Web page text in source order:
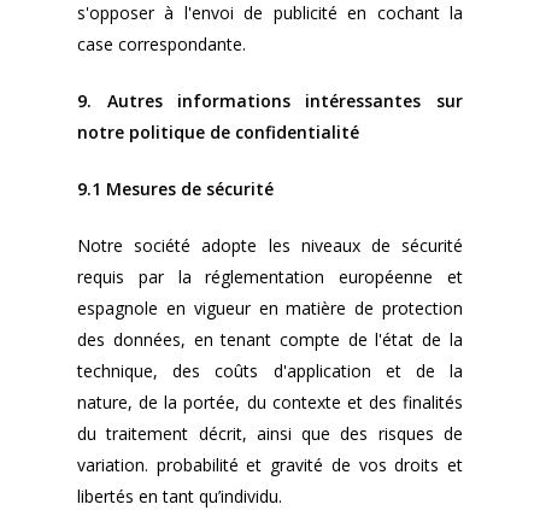
s'opposer à l'envoi de publicité en cochant la
case correspondante.
9. Autres informations intéressantes sur
notre politique de confidentialité
9.1 Mesures de sécurité
Notre société adopte les niveaux de sécurité
requis par la réglementation européenne et
espagnole en vigueur en matière de protection
des données, en tenant compte de l'état de la
technique, des coûts d'application et de la
nature, de la portée, du contexte et des finalités
du traitement décrit, ainsi que des risques de
variation. probabilité et gravité de vos droits et
libertés en tant qu’individu.